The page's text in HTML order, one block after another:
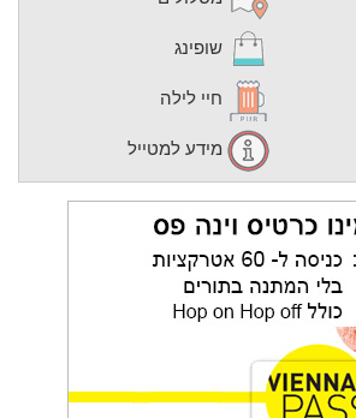
שופינג
חיי לילה
מידע למטייל